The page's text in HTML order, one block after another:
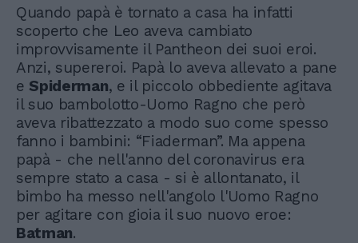
Quando papà è tornato a casa ha infatti
scoperto che Leo aveva cambiato
improvvisamente il Pantheon dei suoi eroi.
Anzi, supereroi. Papà lo aveva allevato a pane
e Spiderman, e il piccolo obbediente agitava
il suo bambolotto-Uomo Ragno che però
aveva ribattezzato a modo suo come spesso
fanno i bambini: “Fiaderman”. Ma appena
papà - che nell'anno del coronavirus era
sempre stato a casa - si è allontanato, il
bimbo ha messo nell'angolo l'Uomo Ragno
per agitare con gioia il suo nuovo eroe:
Batman.